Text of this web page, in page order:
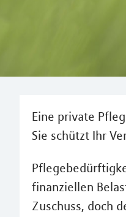
Eine private
Sie schützt Ihr
finanziellen
Zuschuss, doch